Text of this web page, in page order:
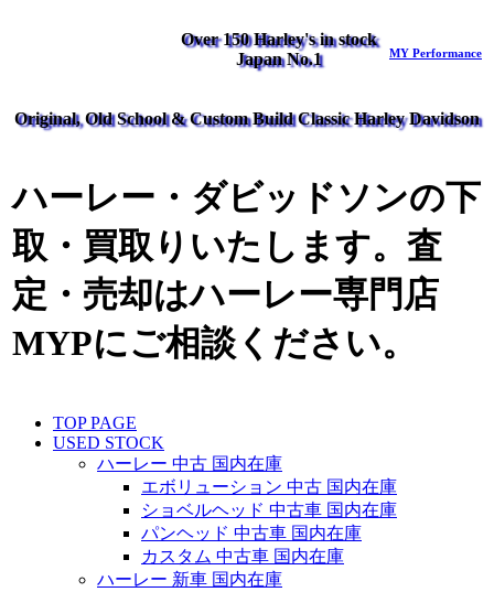
Over 150 Harley's in stock
Japan No.1
MY Performance
Original, Old School & Custom Build Classic Harley Davidson
ハーレー・ダビッドソンの下
取・買取りいたします。査
定・売却はハーレー専門店
MYPにご相談ください。
TOP PAGE
USED STOCK
ハーレー 中古 国内在庫
エボリューション 中古 国内在庫
ショベルヘッド 中古車 国内在庫
パンヘッド 中古車 国内在庫
カスタム 中古車 国内在庫
ハーレー 新車 国内在庫